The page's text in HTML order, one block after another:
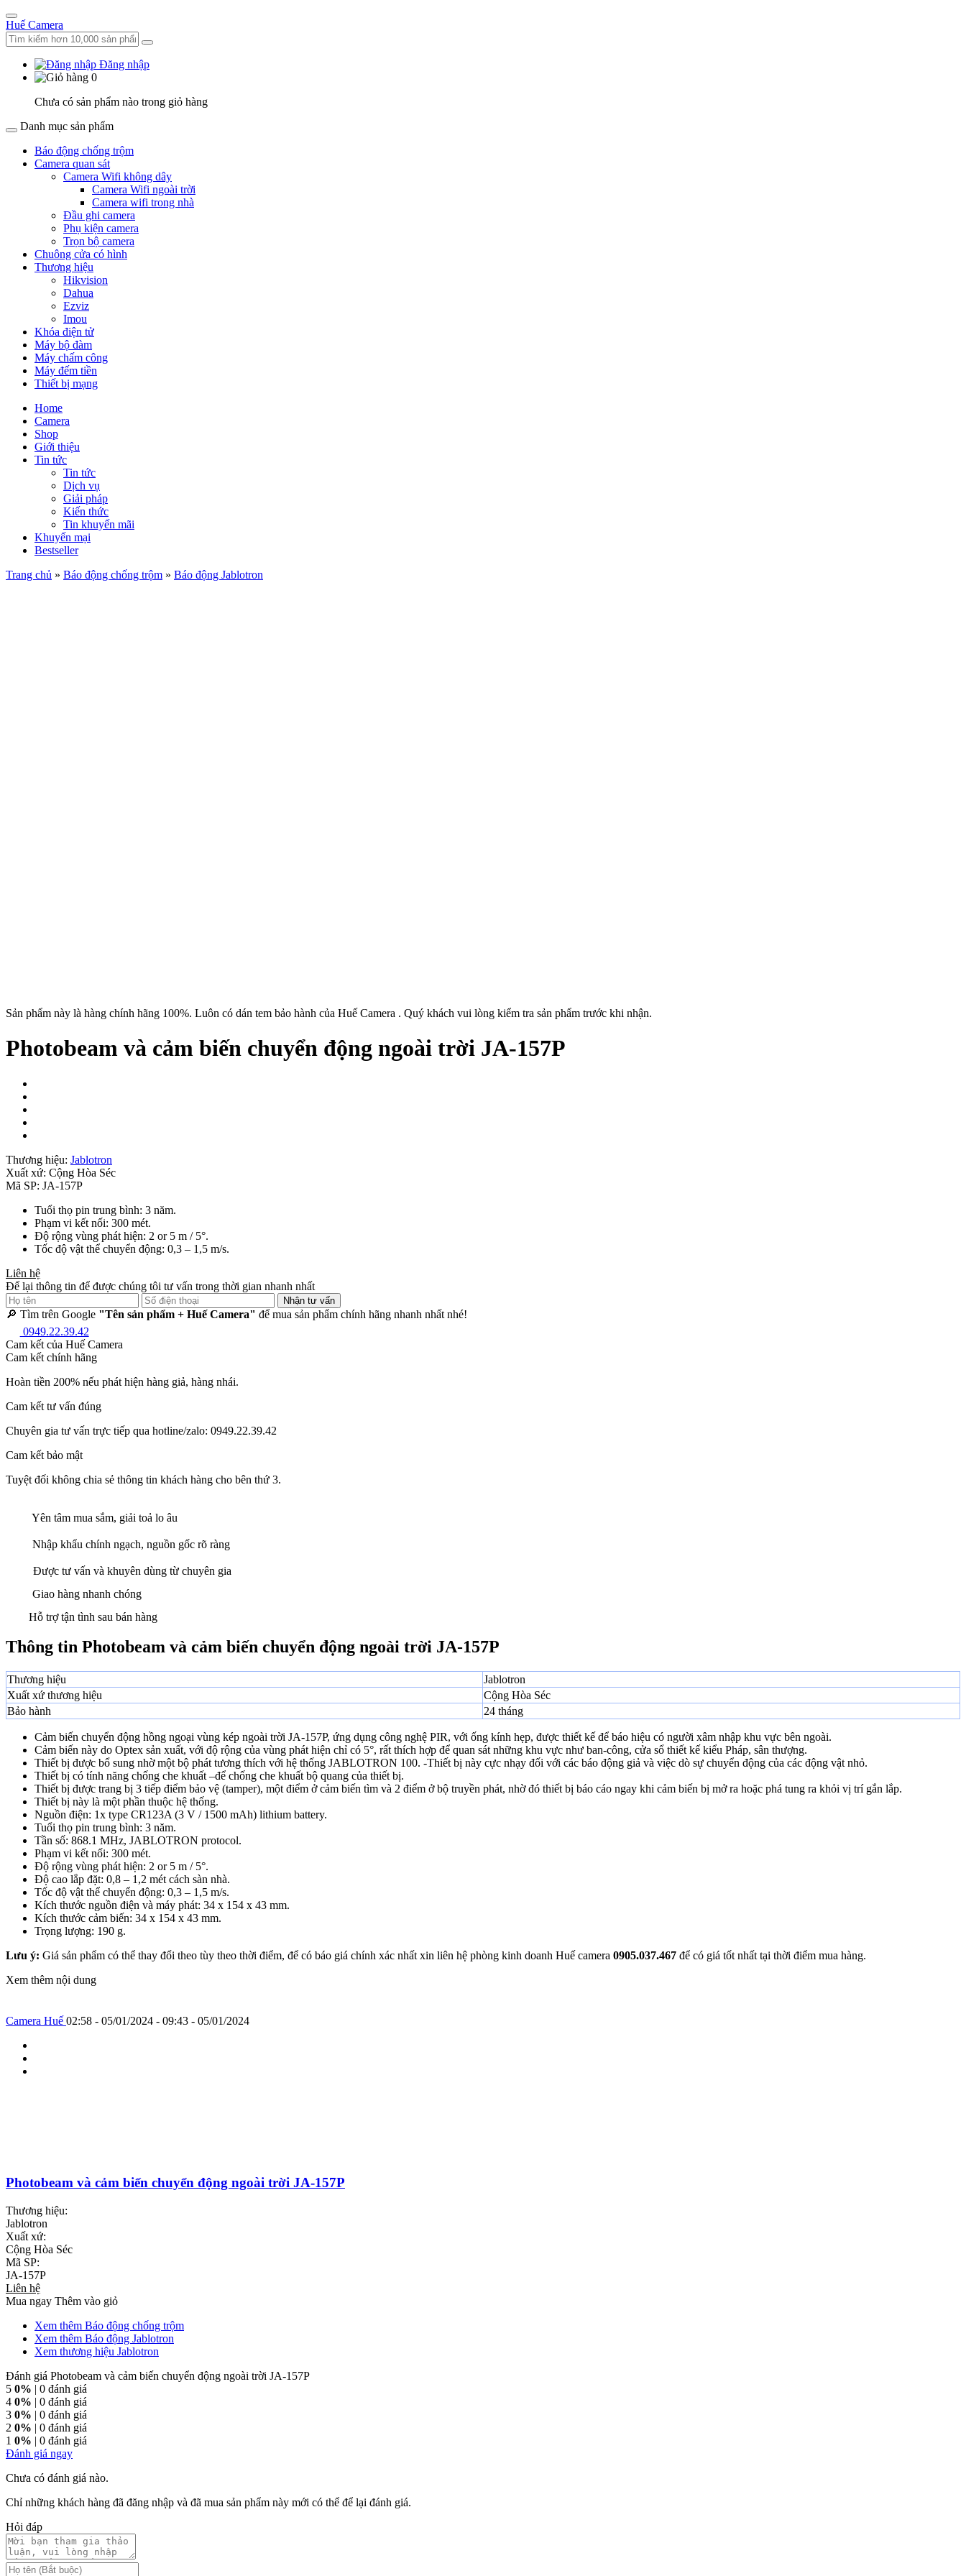
Huế Camera
Đăng nhập
0
Chưa có sản phẩm nào trong giỏ hàng
Danh mục sản phẩm
Báo động chống trộm
Camera quan sát
Camera Wifi không dây
Camera Wifi ngoài trời
Camera wifi trong nhà
Đầu ghi camera
Phụ kiện camera
Trọn bộ camera
Chuông cửa có hình
Thương hiệu
Hikvision
Dahua
Ezviz
Imou
Khóa điện tử
Máy bộ đàm
Máy chấm công
Máy đếm tiền
Thiết bị mạng
Home
Camera
Shop
Giới thiệu
Tin tức
Tin tức
Dịch vụ
Giải pháp
Kiến thức
Tin khuyến mãi
Khuyến mại
Bestseller
Trang chủ » Báo động chống trộm » Báo động Jablotron
Sản phẩm này là hàng chính hãng 100%. Luôn có dán tem bảo hành của Huế Camera . Quý khách vui lòng kiểm tra sản phẩm trước khi nhận.
Photobeam và cảm biến chuyển động ngoài trời JA-157P
Thương hiệu: Jablotron
Xuất xứ: Cộng Hòa Séc
Mã SP: JA-157P
Tuổi thọ pin trung bình: 3 năm.
Phạm vi kết nối: 300 mét.
Độ rộng vùng phát hiện: 2 or 5 m / 5°.
Tốc độ vật thể chuyển động: 0,3 – 1,5 m/s.
Liên hệ
Để lại thông tin để được chúng tôi tư vấn trong thời gian nhanh nhất
Nhận tư vấn
🔎 Tìm trên Google "Tên sản phẩm + Huế Camera" để mua sản phẩm chính hãng nhanh nhất nhé!
0949.22.39.42
Cam kết của Huế Camera
Cam kết chính hãng
Hoàn tiền 200% nếu phát hiện hàng giả, hàng nhái.
Cam kết tư vấn đúng
Chuyên gia tư vấn trực tiếp qua hotline/zalo: 0949.22.39.42
Cam kết bảo mật
Tuyệt đối không chia sẻ thông tin khách hàng cho bên thứ 3.
Yên tâm mua sắm, giải toả lo âu
Nhập khẩu chính ngạch, nguồn gốc rõ ràng
Được tư vấn và khuyên dùng từ chuyên gia
Giao hàng nhanh chóng
Hỗ trợ tận tình sau bán hàng
Thông tin Photobeam và cảm biến chuyển động ngoài trời JA-157P
Thương hiệu
Jablotron
Xuất xứ thương hiệu
Cộng Hòa Séc
Bảo hành
24 tháng
Cảm biến chuyển động hồng ngoại vùng kép ngoài trời JA-157P, ứng dụng công nghệ PIR, với ống kính hẹp, được thiết kế để báo hiệu có người xâm nhập khu vực bên ngoài.
Cảm biến này do Optex sản xuất, với độ rộng của vùng phát hiện chỉ có 5°, rất thích hợp để quan sát những khu vực như ban-công, cửa sổ thiết kế kiểu Pháp, sân thượng.
Thiết bị được bổ sung nhờ một bộ phát tương thích với hệ thống JABLOTRON 100. -Thiết bị này cực nhạy đối với các báo động giả và việc dò sự chuyển động của các động vật nhỏ.
Thiết bị có tính năng chống che khuất –để chống che khuất bộ quang của thiết bị.
Thiết bị được trang bị 3 tiếp điểm bảo vệ (tamper), một điểm ở cảm biến tìm và 2 điểm ở bộ truyền phát, nhờ đó thiết bị báo cáo ngay khi cảm biến bị mở ra hoặc phá tung ra khỏi vị trí gắn lắp.
Thiết bị này là một phần thuộc hệ thống.
Nguồn điện: 1x type CR123A (3 V / 1500 mAh) lithium battery.
Tuổi thọ pin trung bình: 3 năm.
Tần số: 868.1 MHz, JABLOTRON protocol.
Phạm vi kết nối: 300 mét.
Độ rộng vùng phát hiện: 2 or 5 m / 5°.
Độ cao lắp đặt: 0,8 – 1,2 mét cách sàn nhà.
Tốc độ vật thể chuyển động: 0,3 – 1,5 m/s.
Kích thước nguồn điện và máy phát: 34 x 154 x 43 mm.
Kích thước cảm biến: 34 x 154 x 43 mm.
Trọng lượng: 190 g.
Lưu ý: Giá sản phẩm có thể thay đổi theo tùy theo thời điểm, để có báo giá chính xác nhất xin liên hệ phòng kinh doanh Huế camera 0905.037.467 để có giá tốt nhất tại thời điểm mua hàng.
Xem thêm nội dung
Camera Huế 02:58 - 05/01/2024 - 09:43 - 05/01/2024
Photobeam và cảm biến chuyển động ngoài trời JA-157P
Thương hiệu:
Jablotron
Xuất xứ:
Cộng Hòa Séc
Mã SP:
JA-157P
Liên hệ
Mua ngay Thêm vào giỏ
Xem thêm Báo động chống trộm
Xem thêm Báo động Jablotron
Xem thương hiệu Jablotron
Đánh giá Photobeam và cảm biến chuyển động ngoài trời JA-157P
5 0% | 0 đánh giá
4 0% | 0 đánh giá
3 0% | 0 đánh giá
2 0% | 0 đánh giá
1 0% | 0 đánh giá
Đánh giá ngay
Chưa có đánh giá nào.
Chỉ những khách hàng đã đăng nhập và đã mua sản phẩm này mới có thể để lại đánh giá.
Hỏi đáp